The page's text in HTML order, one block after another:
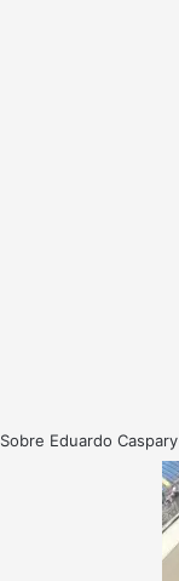
Sobre Eduardo Caspary